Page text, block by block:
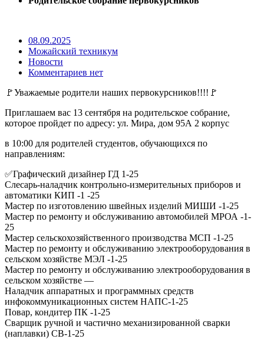
08.09.2025
Можайский техникум
Новости
Комментариев нет
🚩Уважаемые родители наших первокурсников!!!!🚩
Приглашаем вас 13 сентября на родительское собрание,
которое пройдет по адресу: ул. Мира, дом 95А 2 корпус
в 10:00 для родителей студентов, обучающихся по
направлениям:
✅Графический дизайнер ГД 1-25
Слесарь-наладчик контрольно-измерительных приборов и
автоматики КИП -1 -25
Мастер по изготовлению швейных изделий МИШИ -1-25
Мастер по ремонту и обслуживанию автомобилей МРОА -1-
25
Мастер сельскохозяйственного производства МСП -1-25
Мастер по ремонту и обслуживанию электрооборудования в
сельском хозяйстве МЭЛ -1-25
Мастер по ремонту и обслуживанию электрооборудования в
сельском хозяйстве —
Наладчик аппаратных и программных средств
инфокоммуникационных систем НАПС-1-25
Повар, кондитер ПК -1-25
Сварщик ручной и частично механизированной сварки
(наплавки) СВ-1-25